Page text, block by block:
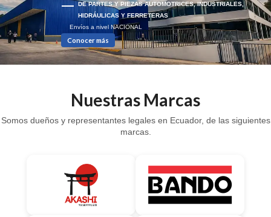
DE PARTES Y PIEZAS AUTOMOTRICES, INDUSTRIALES,
HIDRÁULICAS Y FERRETERAS
Envíos a nivel NACIONAL
Conocer más
Nuestras Marcas
Somos dueños y representantes legales en Ecuador, de las siguientes
marcas.